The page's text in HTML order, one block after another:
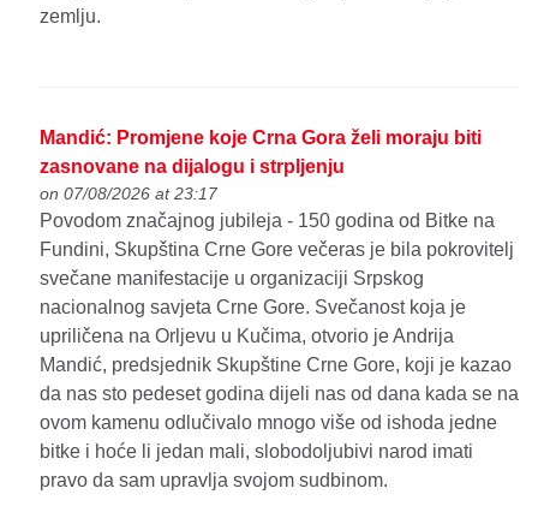
zemlju.
Mandić: Promjene koje Crna Gora želi moraju biti
zasnovane na dijalogu i strpljenju
on 07/08/2026 at 23:17
Povodom značajnog jubileja - 150 godina od Bitke na
Fundini, Skupština Crne Gore večeras je bila pokrovitelj
svečane manifestacije u organizaciji Srpskog
nacionalnog savjeta Crne Gore. Svečanost koja je
upriličena na Orljevu u Kučima, otvorio je Andrija
Mandić, predsjednik Skupštine Crne Gore, koji je kazao
da nas sto pedeset godina dijeli nas od dana kada se na
ovom kamenu odlučivalo mnogo više od ishoda jedne
bitke i hoće li jedan mali, slobodoljubivi narod imati
pravo da sam upravlja svojom sudbinom.